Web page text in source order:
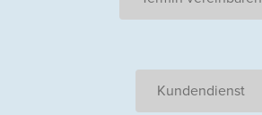
Kundendienst